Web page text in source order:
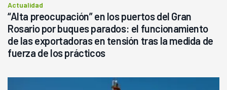
Actualidad
“Alta preocupación” en los puertos del Gran
Rosario por buques parados: el funcionamiento
de las exportadoras en tensión tras la medida de
fuerza de los prácticos